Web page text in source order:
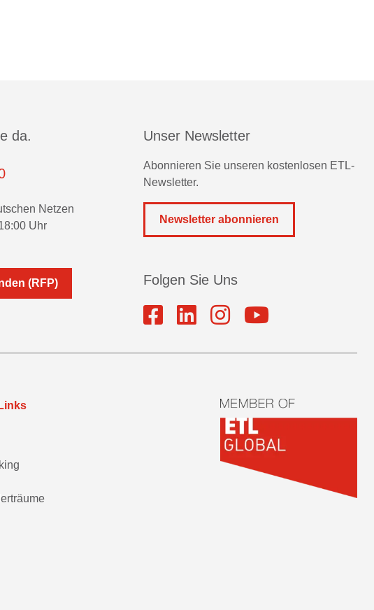
da.
Netzen
Uhr
(RFP)
Unser Newsletter
Abonnieren Sie unseren kostenlosen ETL-
Newsletter.
Newsletter abonnieren
Folgen Sie Uns